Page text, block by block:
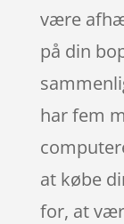
være
på din
har fem
at købe
for, at